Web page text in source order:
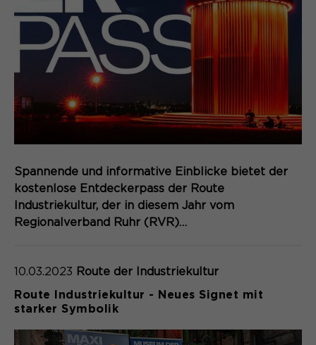
Spannende und informative Einblicke bietet der
kostenlose Entdeckerpass der Route
Industriekultur, der in diesem Jahr vom
Regionalverband Ruhr (RVR)…
10.03.2023 Route der Industriekultur
Route Industriekultur - Neues Signet mit
starker Symbolik